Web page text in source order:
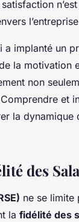
a implanté un
la motivation
non
et
la dynamique
des
ne se limite
la fidélité des